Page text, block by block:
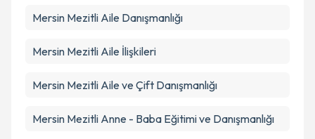
Mersin Mezitli Aile Danışmanlığı
Mersin Mezitli Aile İlişkileri
Mersin Mezitli Aile ve Çift Danışmanlığı
Mersin Mezitli Anne - Baba Eğitimi ve Danışmanlığı